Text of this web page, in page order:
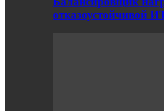
отказоустойчивой